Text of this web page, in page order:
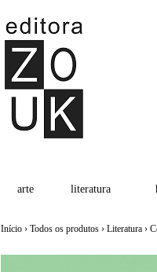
arte literatura
Início › Todos os produtos › Literatura ›